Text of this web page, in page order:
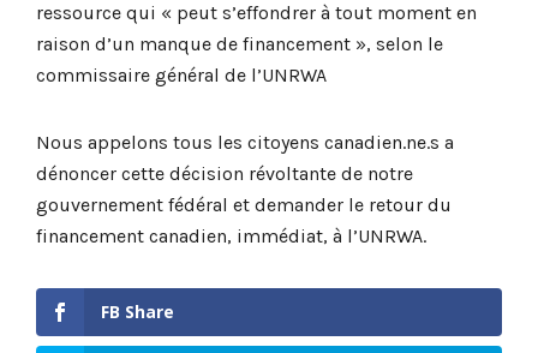
ressource qui « peut s’effondrer à tout moment en
raison d’un manque de financement », selon le
commissaire général de l’UNRWA
Nous appelons tous les citoyens canadien.ne.s a
dénoncer cette décision révoltante de notre
gouvernement fédéral et demander le retour du
financement canadien, immédiat, à l’UNRWA.
FB Share